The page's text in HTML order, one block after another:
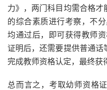
力》，两门科目均需合格
的综合素质进行考察，不
均通过后，即可获得教师
证明后，还需要提供普通
完成教师资格认定，最终获
总而言之，考取幼师资格